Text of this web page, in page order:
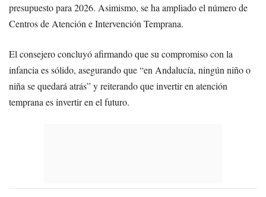
presupuesto para 2026. Asimismo, se ha ampliado el número de
Centros de Atención e Intervención Temprana.
El consejero concluyó afirmando que su compromiso con la
infancia es sólido, asegurando que “en Andalucía, ningún niño o
niña se quedará atrás” y reiterando que invertir en atención
temprana es invertir en el futuro.